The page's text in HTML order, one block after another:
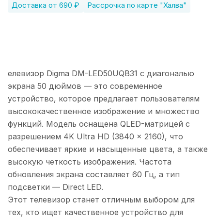
Доставка от 690 ₽
Рассрочка по карте "Халва"
елевизор Digma DM-LED50UQB31 с диагональю
экрана 50 дюймов — это современное
устройство, которое предлагает пользователям
высококачественное изображение и множество
функций. Модель оснащена QLED-матрицей с
разрешением 4K Ultra HD (3840 x 2160), что
обеспечивает яркие и насыщенные цвета, а также
высокую четкость изображения. Частота
обновления экрана составляет 60 Гц, а тип
подсветки — Direct LED.
Этот телевизор станет отличным выбором для
тех, кто ищет качественное устройство для